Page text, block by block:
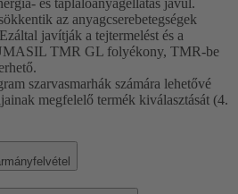
és táplálóanyagellátás javul.
az anyagcserebetegségek
javítják a tejtermelést és a
TMR GL folyékony, TMR-be
szarvasmarhák számára lehetővé
megfelelő termék kiválasztását (4.